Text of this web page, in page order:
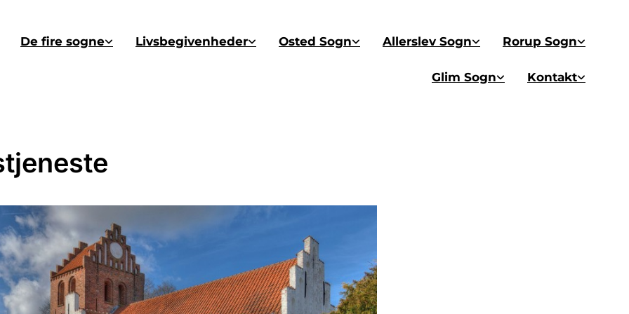
De fire sogne Livsbegivenheder Osted Sogn Allerslev Sogn Rorup Sogn
Glim Sogn Kontakt